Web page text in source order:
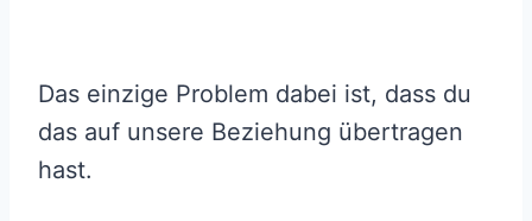
Das einzige Problem dabei ist, dass du
das auf unsere Beziehung übertragen
hast.